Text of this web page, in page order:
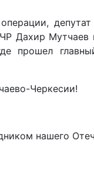
Дахир
прошел
Черкесии!
нашего